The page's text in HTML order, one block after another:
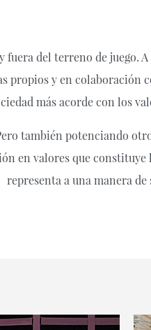
del terreno de juego.
propios y en
más acorde con los
también potenciando
en valores que
representa a una manera de